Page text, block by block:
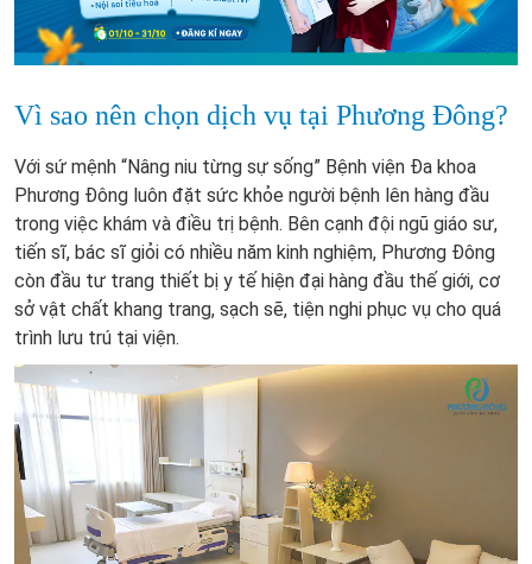
Vì sao nên chọn dịch vụ tại Phương Đông?
Với sứ mệnh “Nâng niu từng sự sống” Bệnh viện Đa khoa
Phương Đông luôn đặt sức khỏe người bệnh lên hàng đầu
trong việc khám và điều trị bệnh. Bên cạnh đội ngũ giáo sư,
tiến sĩ, bác sĩ giỏi có nhiều năm kinh nghiệm, Phương Đông
còn đầu tư trang thiết bị y tế hiện đại hàng đầu thế giới, cơ
sở vật chất khang trang, sạch sẽ, tiện nghi phục vụ cho quá
trình lưu trú tại viện.